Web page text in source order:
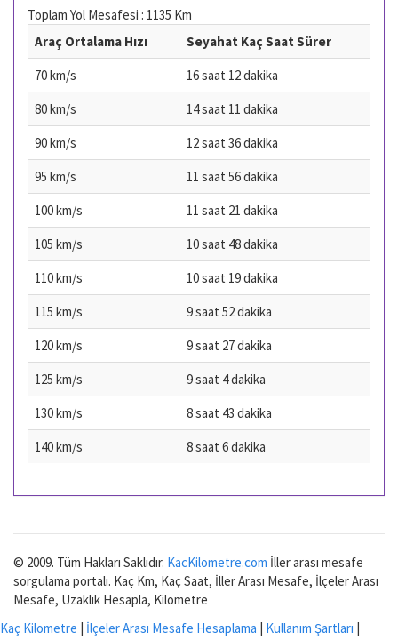
Toplam Yol Mesafesi : 1135 Km
Araç Ortalama Hızı
Seyahat Kaç Saat Sürer
70 km/s
16 saat 12 dakika
80 km/s
14 saat 11 dakika
90 km/s
12 saat 36 dakika
95 km/s
11 saat 56 dakika
100 km/s
11 saat 21 dakika
105 km/s
10 saat 48 dakika
110 km/s
10 saat 19 dakika
115 km/s
9 saat 52 dakika
120 km/s
9 saat 27 dakika
125 km/s
9 saat 4 dakika
130 km/s
8 saat 43 dakika
140 km/s
8 saat 6 dakika
© 2009. Tüm Hakları Saklıdır. KacKilometre.com İller arası mesafe
sorgulama portalı. Kaç Km, Kaç Saat, İller Arası Mesafe, İlçeler Arası
Mesafe, Uzaklık Hesapla, Kilometre
Kaç Kilometre | İlçeler Arası Mesafe Hesaplama | Kullanım Şartları |